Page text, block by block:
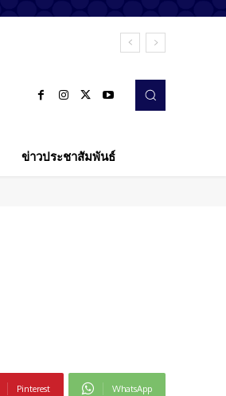
ข่าวประชาสัมพันธ์
Pinterest WhatsApp